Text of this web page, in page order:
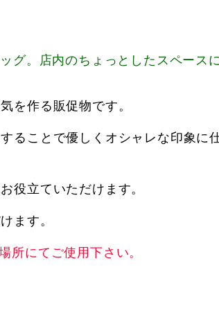
グ。店内のちょっとしたスペース
を作る販促物です。
ることで優しくオシャレな印象に
役立ていただけます。
ます。
にてご使用下さい。